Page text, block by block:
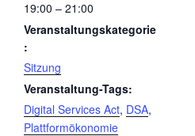
19:00 – 21:00
Veranstaltungskategorie
:
Sitzung
Veranstaltung-Tags:
Digital Services Act, DSA,
Plattformökonomie